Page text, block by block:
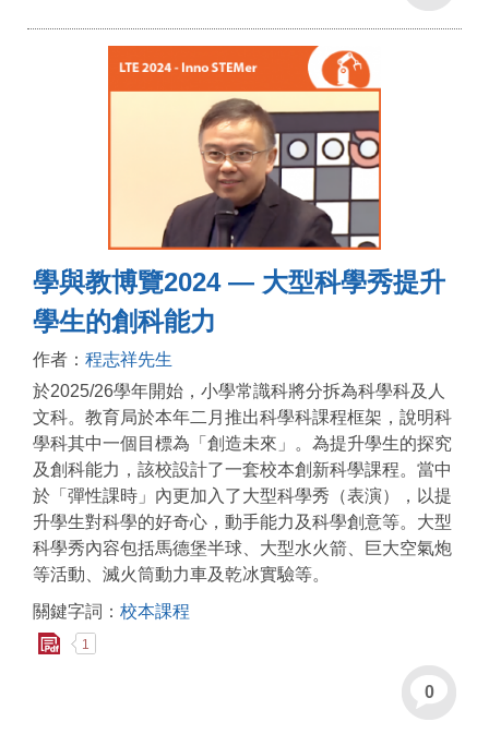
學與教博覽2024 — 大型科學秀提升
學生的創科能力
作者： 程志祥先生
於2025/26學年開始，小學常識科將分拆為科學科及人
文科。教育局於本年二月推出科學科課程框架，說明科
學科其中一個目標為「創造未來」。為提升學生的探究
及創科能力，該校設計了一套校本創新科學課程。當中
於「彈性課時」內更加入了大型科學秀（表演），以提
升學生對科學的好奇心，動手能力及科學創意等。大型
科學秀內容包括馬德堡半球、大型水火箭、巨大空氣炮
等活動、滅火筒動力車及乾冰實驗等。
關鍵字詞： 校本課程
1
0